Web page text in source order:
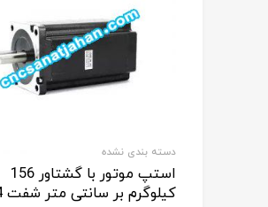
دسته بندی نشده
استپ موتور با گشتاور 156
کیلوگرم بر سانتی متر شفت 14